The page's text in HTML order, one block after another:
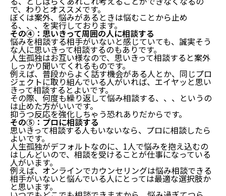
で、わりとオススメです。
ぼくは案外、悩みがあるときは悩むことから止め
る、、、を実行しております。
その④：思いきって周囲の人に相談する
悩みを相談する相手がいないと感じていても、誠実そう
な人に思いきって相談するのもありです。
人生孤独はお互い様なので、思いきって相談すると案外
しっかり聞いてくれるものです。
例えば、普段からよく話す機会がある人とか、同じプロ
ジェクトに取り組んでいる人がいれば、エイヤッと思い
きって相談するとよいです。
その際、何度も繰り返して悩み相談する、、、というの
は止めた方がいいです。
抑うつ反応を強化しちゃう恐れありだからです。
その⑤：プロに相談する
思いきって相談する人もいないなら、プロに相談したら
よいです。
人生孤独がデフォルトなのに、1人で悩みを抱え込むの
はしんどいので、相談を受けることが仕事になっている
人がいます。
例えば、オンラインでカウンセリングは悩み相談できる
相手がいないと悩んでいる人にとっては最適な選択肢か
と思います。